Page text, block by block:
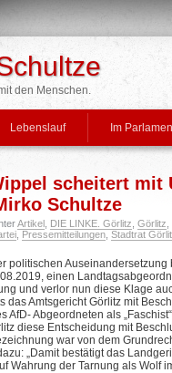
den Menschen.
Lebenslauf Im
scheitert mit
Schultze
Artikel DIE LINKE. Görlitz Görlitz
Pressemitteilungen Stadtrat
politischen
einen
und verlor nun diese Klage
das Amtsgericht Görlitz mit
AfD- Abgeordneten als
diese Entscheidung mit
war von dem
„Damit bestätigt das
Wahrung der Tarnung als Wolf